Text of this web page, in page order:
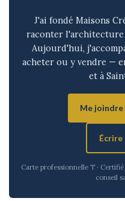
J'ai fondé Maisons
raconter l'architecture
Aujourd'hui,
acheter ou y vendre —
et à
Me joindre
Écrire
Carte professionnelle T ·
conseil